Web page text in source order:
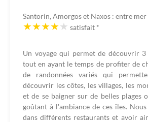
Santorin, Amorgos et Naxos : entre
satisfait *
Un voyage qui permet de découvrir 3
tout en ayant le temps de profiter de
de randonnées variés qui
découvrir les côtes, les villages, les
et de se baigner sur de belles plages
goûtant à l'ambiance de ces îles.
dans différents restaurants et avoir